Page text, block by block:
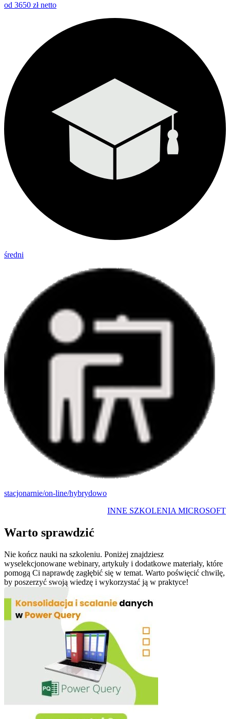
od 3650 zł netto
średni
stacjonarnie/on-line/hybrydowo
INNE SZKOLENIA MICROSOFT
Warto sprawdzić
Nie kończ nauki na szkoleniu. Poniżej znajdziesz
wyselekcjonowane webinary, artykuły i dodatkowe materiały, które
pomogą Ci naprawdę zagłębić się w temat. Warto poświęcić chwilę,
by poszerzyć swoją wiedzę i wykorzystać ją w praktyce!